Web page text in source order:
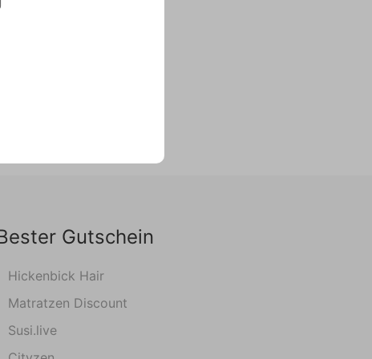
Gutschein
Hickenbick Hair
Matratzen Discount
Susi.live